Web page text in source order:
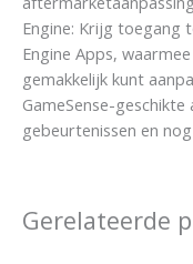
Engine: Krijg toegang
Engine Apps,
gemakkelijk kunt
GameSense-
gebeurtenissen en
Gerelateerde